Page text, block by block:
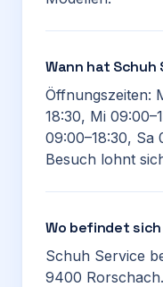
Wann hat
Öffnungszeiten:
18:30, Mi
09:00–18:30, Sa
Besuch lohnt
Wo befindet
Schuh Service
9400